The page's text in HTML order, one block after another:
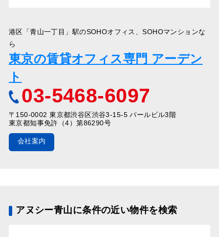
港区「青山一丁目」駅のSOHOオフィス、SOHOマンションな
ら
東京の賃貸オフィス専門 アーデン
ト
03-5468-6097
〒150-0002 東京都渋谷区渋谷3-15-5 パールビル3階
東京都知事免許（4）第86290号
会社案内
アヌシー青山に条件の近い物件を検索